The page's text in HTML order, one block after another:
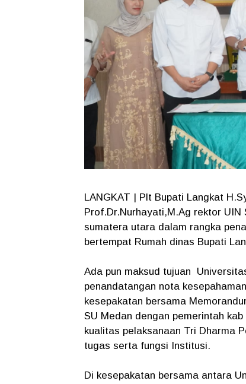
LANGKAT | Plt Bupati Langkat
Prof.Dr.Nurhayati,M.Ag rektor
sumatera utara dalam rangka
bertempat Rumah dinas Bupati
Ada pun maksud tujuan
penandatangan nota
kesepakatan bersama
SU Medan dengan pemerintah
kualitas pelaksanaan Tri Dharma
tugas serta fungsi Institusi.
Di kesepakatan bersama antara